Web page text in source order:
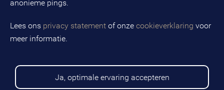
anonieme pings.
Lees ons privacy statement of onze cookieverklaring voor
meer informatie.
Ja, optimale ervaring accepteren
BMC is een geregistreerd handelsmerk van BMC groep B.V.
Copyright © 2026 BMC
Disclaimer Sitemap